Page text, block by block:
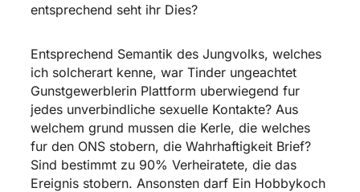
entsprechend seht ihr Dies?
Entsprechend Semantik des Jungvolks, welches
ich solcherart kenne, war Tinder ungeachtet
Gunstgewerblerin Plattform uberwiegend fur
jedes unverbindliche sexuelle Kontakte? Aus
welchem grund mussen die Kerle, die welches
fur den ONS stobern, die Wahrhaftigkeit Brief?
Sind bestimmt zu 90% Verheiratete, die das
Ereignis stobern. Ansonsten darf Ein Hobbykoch